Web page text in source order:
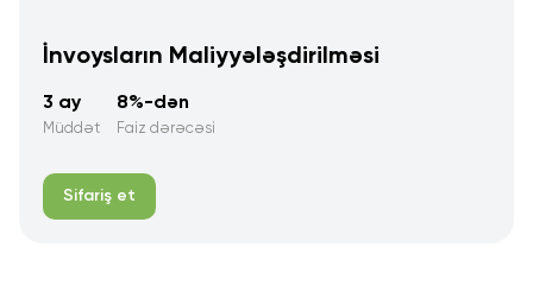
İnvoysların Maliyyələşdirilməsi
Müddət
3 ay
Faiz dərəcəsi
8%-dən
Sifariş et